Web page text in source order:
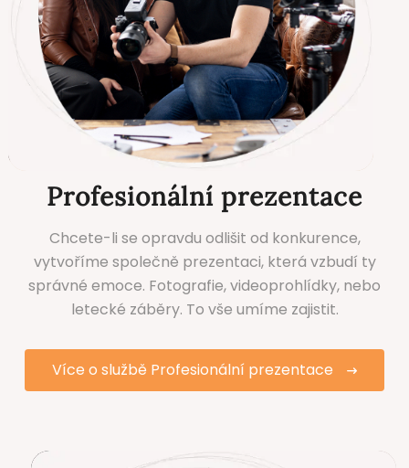
Profesionální prezentace
Chcete-li se opravdu odlišit od konkurence,
vytvoříme společně prezentaci, která vzbudí ty
správné emoce. Fotografie, videoprohlídky, nebo
letecké záběry. To vše umíme zajistit.
Více o službě Profesionální prezentace